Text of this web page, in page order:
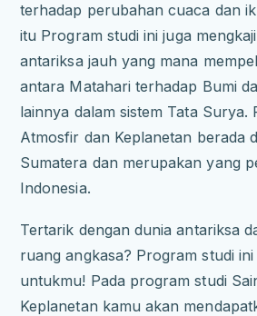
terhadap perubahan cuaca dan
itu Program studi ini juga
antariksa jauh yang mana
antara Matahari terhadap Bumi
lainnya dalam sistem Tata Surya.
Atmosfir dan Keplanetan berada
Sumatera dan merupakan yang
Indonesia.
Tertarik dengan dunia antariksa
ruang angkasa? Program studi
untukmu! Pada program studi
Keplanetan kamu akan